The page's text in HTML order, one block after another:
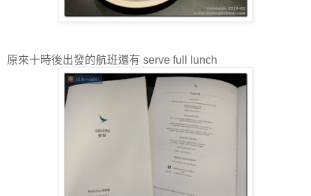
原來十時後出發的航班還有 serve full lunch